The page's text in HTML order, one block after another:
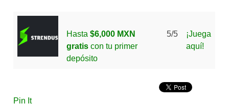
Hasta $6,000 MXN
gratiscon tu primer
depósito
5/5
¡Juega
aquí!
Pin It